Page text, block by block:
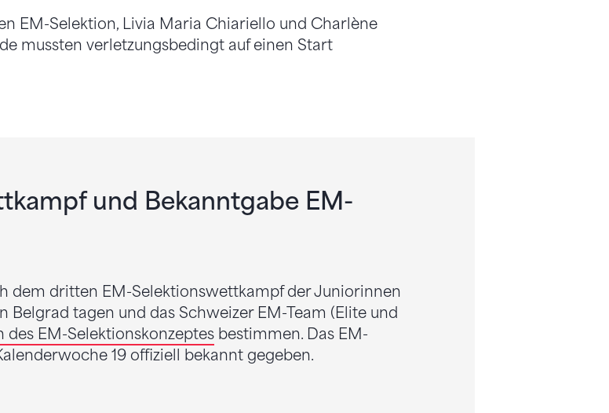
EM-Selektion, Livia Maria Chiariello und Charlène
mussten verletzungsbedingt auf einen Start
und Bekanntgabe EM-
dem dritten EM-Selektionswettkampf der Juniorinnen
Belgrad tagen und das Schweizer EM-Team (Elite und
des EM-Selektionskonzeptes bestimmen. Das EM-
19 offiziell bekannt gegeben.